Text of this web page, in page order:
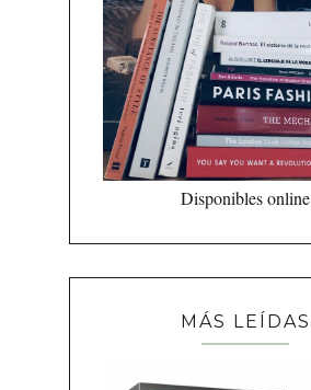
Disponibles online
MÁS LEÍDAS